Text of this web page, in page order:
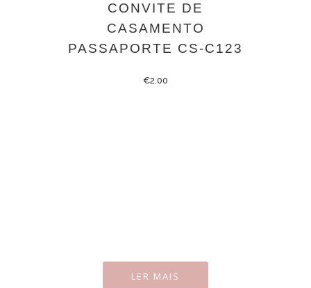
CONVITE DE
CASAMENTO
PASSAPORTE CS-C123
€2.00
LER MAIS